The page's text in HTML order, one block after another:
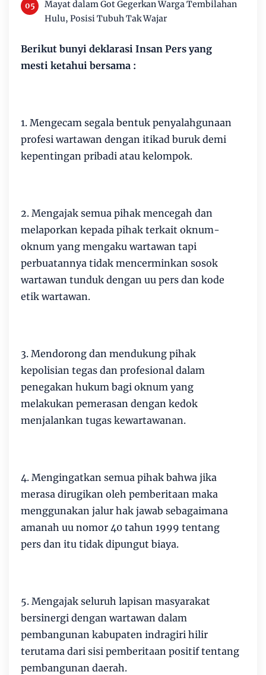
Mayat dalam Got Gegerkan Warga Tembilahan
Hulu, Posisi Tubuh Tak Wajar
Berikut bunyi deklarasi Insan Pers yang
mesti ketahui bersama :
1. Mengecam segala bentuk penyalahgunaan
profesi wartawan dengan itikad buruk demi
kepentingan pribadi atau kelompok.
2. Mengajak semua pihak mencegah dan
melaporkan kepada pihak terkait oknum-
oknum yang mengaku wartawan tapi
perbuatannya tidak mencerminkan sosok
wartawan tunduk dengan uu pers dan kode
etik wartawan.
3. Mendorong dan mendukung pihak
kepolisian tegas dan profesional dalam
penegakan hukum bagi oknum yang
melakukan pemerasan dengan kedok
menjalankan tugas kewartawanan.
4. Mengingatkan semua pihak bahwa jika
merasa dirugikan oleh pemberitaan maka
menggunakan jalur hak jawab sebagaimana
amanah uu nomor 40 tahun 1999 tentang
pers dan itu tidak dipungut biaya.
5. Mengajak seluruh lapisan masyarakat
bersinergi dengan wartawan dalam
pembangunan kabupaten indragiri hilir
terutama dari sisi pemberitaan positif tentang
pembangunan daerah.